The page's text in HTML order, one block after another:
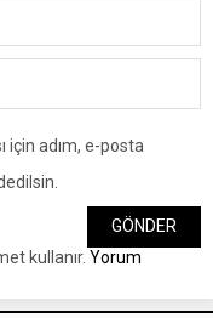
için adım, e-posta
kullanır. Yorum